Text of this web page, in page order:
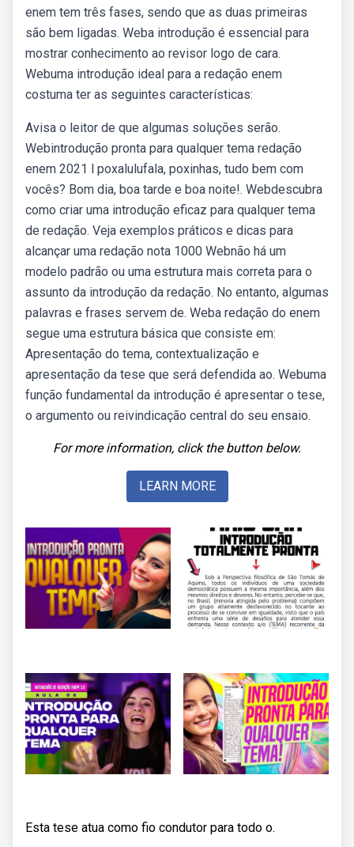
enem tem três fases, sendo que as duas primeiras
são bem ligadas. Weba introdução é essencial para
mostrar conhecimento ao revisor logo de cara.
Webuma introdução ideal para a redação enem
costuma ter as seguintes características:
Avisa o leitor de que algumas soluções serão.
Webintrodução pronta para qualquer tema redação
enem 2021 l poxalulufala, poxinhas, tudo bem com
vocês? Bom dia, boa tarde e boa noite!. Webdescubra
como criar uma introdução eficaz para qualquer tema
de redação. Veja exemplos práticos e dicas para
alcançar uma redação nota 1000 Webnão há um
modelo padrão ou uma estrutura mais correta para o
assunto da introdução da redação. No entanto, algumas
palavras e frases servem de. Weba redação do enem
segue uma estrutura básica que consiste em:
Apresentação do tema, contextualização e
apresentação da tese que será defendida ao. Webuma
função fundamental da introdução é apresentar o tese,
o argumento ou reivindicação central do seu ensaio.
For more information, click the button below.
LEARN MORE
Esta tese atua como fio condutor para todo o.